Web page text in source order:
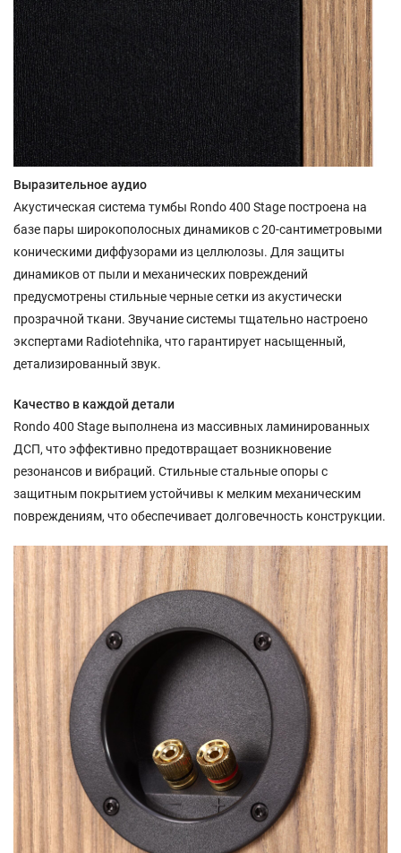
Выразительное аудио
Акустическая система тумбы Rondo 400 Stage построена на
базе пары широкополосных динамиков с 20-сантиметровыми
коническими диффузорами из целлюлозы. Для защиты
динамиков от пыли и механических повреждений
предусмотрены стильные черные сетки из акустически
прозрачной ткани. Звучание системы тщательно настроено
экспертами Radiotehnika, что гарантирует насыщенный,
детализированный звук.
Качество в каждой детали
Rondo 400 Stage выполнена из массивных ламинированных
ДСП, что эффективно предотвращает возникновение
резонансов и вибраций. Стильные стальные опоры с
защитным покрытием устойчивы к мелким механическим
повреждениям, что обеспечивает долговечность конструкции.